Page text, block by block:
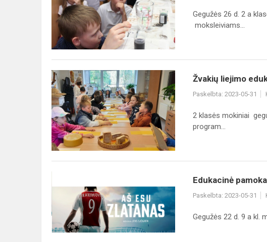
Gegužės 26 d. 2 a
moksleiviams...
Žvakių
liejimo
edukacinė
programa
Žvakių liejimo
Paskelbta: 2023-05-31
2 klasės mokiniai
program...
pamoka
Deli“
Edukacinė
Paskelbta: 2023-05-31
Gegužės 22 d. 9 a kl.